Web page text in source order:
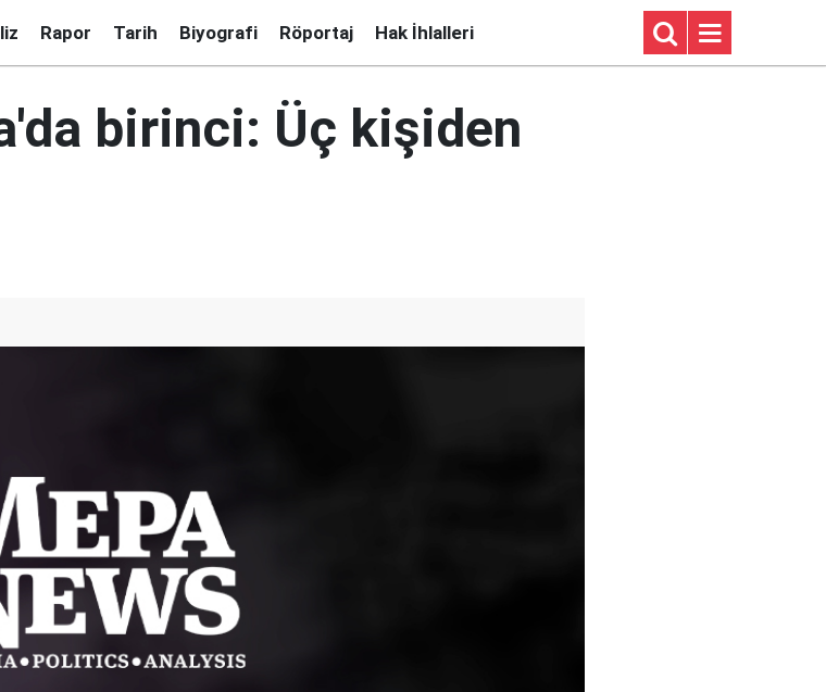
Rapor Tarih Biyografi Röportaj Hak İhlalleri
birinci: Üç kişiden